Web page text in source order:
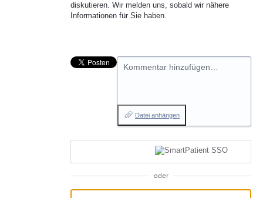
diskutieren. Wir melden uns, sobald wir nähere
Informationen für Sie haben.
Kommentar hinzufügen…
Datei anhängen
oder